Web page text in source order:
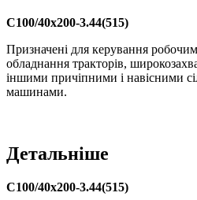
C100/40х200-3.44(515)
Призначені для керування
обладнання тракторів,
іншими причіпними і навісними
машинами.
Детальніше
C100/40х200-3.44(515)